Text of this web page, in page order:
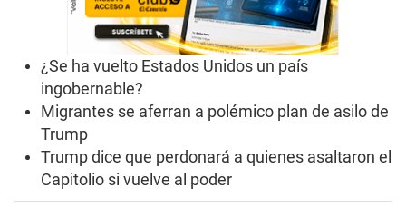
¿Se ha vuelto Estados Unidos un país
ingobernable?
Migrantes se aferran a polémico plan de asilo de
Trump
Trump dice que perdonará a quienes asaltaron el
Capitolio si vuelve al poder